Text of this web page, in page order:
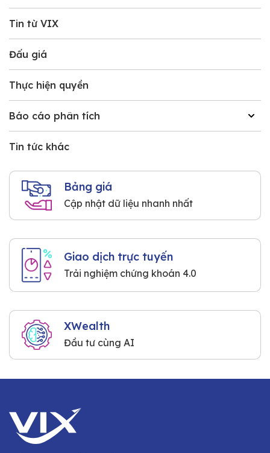
Tin từ VIX
Đấu giá
Thực hiện quyền
Báo cáo phân tích
Tin tức khác
Bảng giá
Cập nhật dữ liệu nhanh nhất
Giao dịch trực tuyến
Trải nghiệm chứng khoán 4.0
XWealth
Đầu tư cùng AI